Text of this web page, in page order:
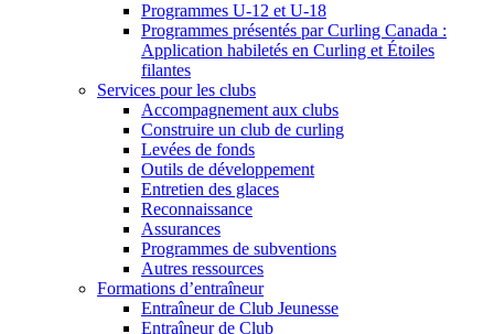
Programmes U-12 et U-18
Programmes présentés par Curling Canada :
Application habiletés en Curling et Étoiles
filantes
Services pour les clubs
Accompagnement aux clubs
Construire un club de curling
Levées de fonds
Outils de développement
Entretien des glaces
Reconnaissance
Assurances
Programmes de subventions
Autres ressources
Formations d’entraîneur
Entraîneur de Club Jeunesse
Entraîneur de Club